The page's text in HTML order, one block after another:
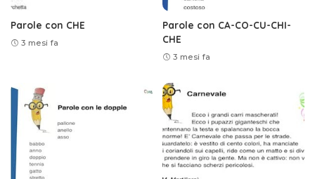
Parole con CHE
3 mesi fa
Parole con CA-CO-CU-CHI-
CHE
3 mesi fa